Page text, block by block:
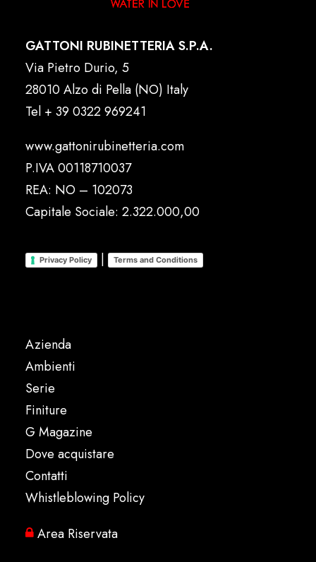
GATTONI RUBINETTERIA S.P.A.
Via Pietro Durio, 5
28010 Alzo di Pella (NO) Italy
Tel + 39 0322 969241
www.gattonirubinetteria.com
P.IVA 00118710037
REA: NO – 102073
Capitale Sociale: 2.322.000,00
Privacy Policy | Terms and Conditions
Azienda
Ambienti
Serie
Finiture
G Magazine
Dove acquistare
Contatti
Whistleblowing Policy
Area Riservata